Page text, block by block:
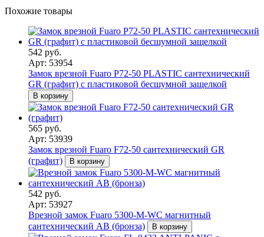
Похожие товары
542 руб.
Арт: 53954
Замок врезной Fuaro P72-50 PLASTIC сантехнический
GR (графит) с пластиковой бесшумной защелкой
В корзину
565 руб.
Арт: 53939
Замок врезной Fuaro F72-50 сантехнический GR
(графит)
В корзину
542 руб.
Арт: 53927
Врезной замок Fuaro 5300-M-WС магнитный
сантехнический AB (бронза)
В корзину